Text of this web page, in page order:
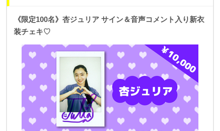
《限定100名》杏ジュリア サイン＆音声コメント入り新衣
装チェキ♡